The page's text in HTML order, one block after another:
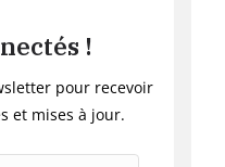
!
pour recevoir
et mises à jour.